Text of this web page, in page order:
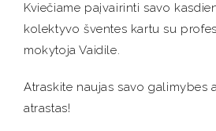
Kviečiame paįvairinti savo
kolektyvo šventes kartu su
mokytoja Vaidile.
Atraskite naujas savo galimybes
atrastas!